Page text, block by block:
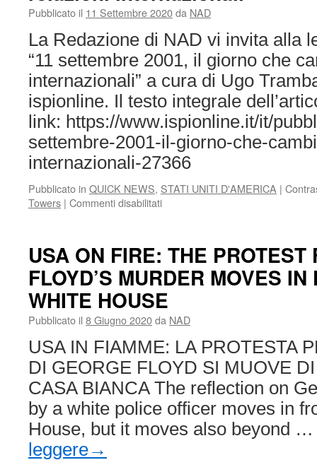
Presidential
Elections
Pubblicato il 11 Settembre 2020da NAD
La Redazione di NAD vi invita alla
“11 settembre 2001, il giorno che
internazionali” a cura di Ugo
ispionline. Il testo integrale
link: https://www.ispionline.it/it/
settembre-2001-il-giorno-che-
internazionali-27366
Pubblicato in QUICK NEWS, STATI UNITI D'AMERICA |
Towers | Commenti disabilitatisu
giorno
che
cambiò
relazioni
internazionali
USA ON FIRE: THE PROTEST
FLOYD’S MURDER MOVES
WHITE HOUSE
Pubblicato il 8 Giugno 2020da NAD
USA IN FIAMME: LA PROTESTA
DI GEORGE FLOYD SI MUOVE
CASA BIANCA The reflection on
by a white police officer moves in
House, but it moves also beyond
leggere→